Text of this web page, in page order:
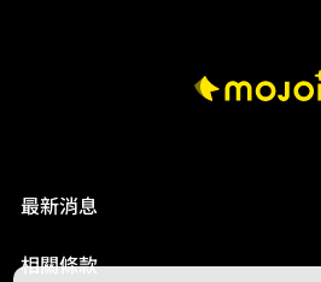
最新消息
相關條款